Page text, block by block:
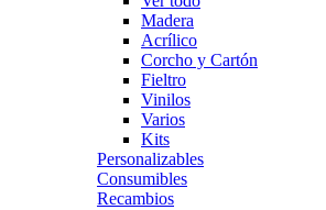
Madera
Acrílico
Corcho y Cartón
Fieltro
Vinilos
Varios
Kits
Personalizables
Consumibles
Recambios